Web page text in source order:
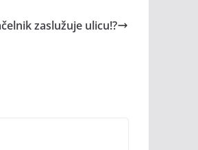
zaslužuje ulicu!?